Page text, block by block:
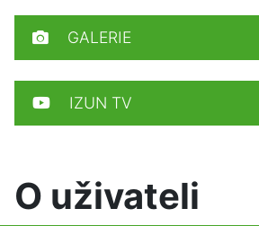
O uživateli
GALERIE
IZUN TV